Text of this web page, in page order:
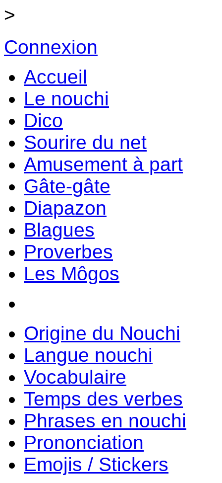
>
Connexion
Accueil
Le nouchi
Dico
Sourire du net
Amusement à part
Gâte-gâte
Diapazon
Blagues
Proverbes
Les Môgos
Origine du Nouchi
Langue nouchi
Vocabulaire
Temps des verbes
Phrases en nouchi
Prononciation
Emojis / Stickers